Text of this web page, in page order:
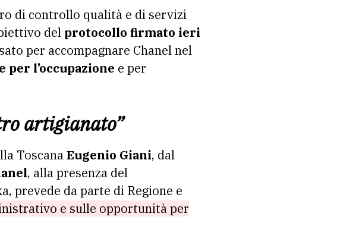
di controllo qualità e di servizi
del protocollo firmato ieri
per accompagnare Chanel nel
l’occupazione e per
artigianato”
ToscanaEugenio Giani, dal
, alla presenza del
prevede da parte di Regione e
e sulle opportunità per